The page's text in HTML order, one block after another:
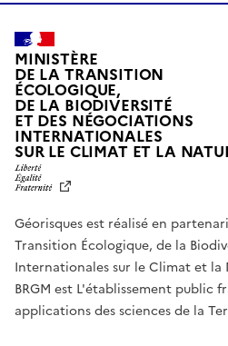
MINISTÈRE
DE LA TRANSITION
ÉCOLOGIQUE,
DE LA BIODIVERSITÉ
ET DES NÉGOCIATIONS
INTERNATIONALES
SUR LE CLIMAT ET LA
Géorisques est réalisé en
Transition Écologique, de la
Internationales sur le Climat et la
BRGM est L'établissement public
applications des sciences de la